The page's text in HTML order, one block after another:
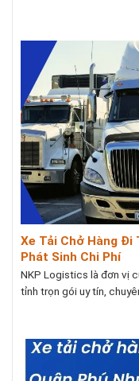
Xe Tải Chở Hàng Đi
Phát Sinh Chi Phí
NKP Logistics là đơn vị
tỉnh trọn gói uy tín,